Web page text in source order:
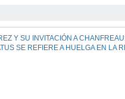
Y SU INVITACIÓN A
SE REFIERE A HUELGA EN LA